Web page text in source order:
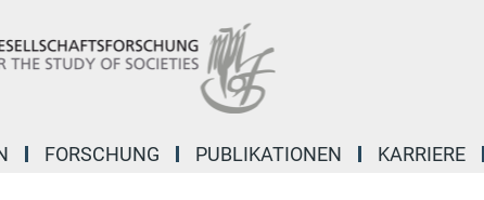
FORSCHUNG PUBLIKATIONEN KARRIERE